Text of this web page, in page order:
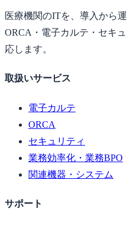
医療機関のITを、導入から
ORCA・電子カルテ・セキ
応します。
取扱いサービス
電子カルテ
ORCA
セキュリティ
業務効率化・業務BPO
関連機器・システム
サポート